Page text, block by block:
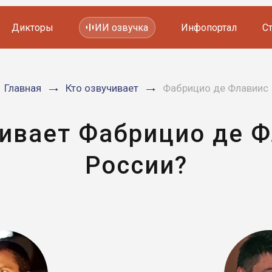
Мультфильмов
Дикторы ИИ озвучка Инфопортал
Главная Кто озвучивает Фабрицио де Флавиис
Фабрицио де
России?